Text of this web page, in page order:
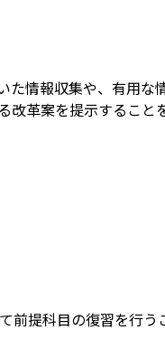
情報収集や、有用
革案を提示すること
提科目の復習を行う